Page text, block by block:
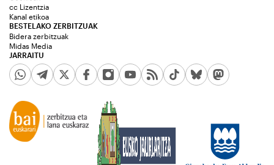
JARRAITU
cc Lizentzia
Kanal etikoa
BESTELAKO ZERBITZUAK
Bidera zerbitzuak
Midas Media